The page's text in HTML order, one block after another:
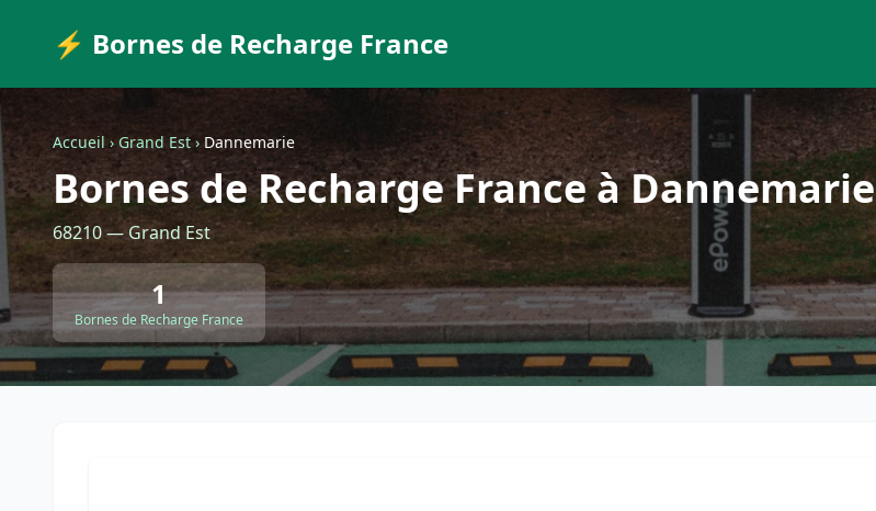
⚡ Bornes de Recharge France
Accueil › Grand Est › Dannemarie
Bornes de Recharge France à Dannemarie
68210 — Grand Est
1
Bornes de Recharge France